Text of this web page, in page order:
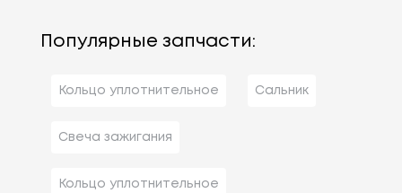
Популярные запчасти:
Кольцо уплотнительное Сальник
Свеча зажигания
Кольцо уплотнительное